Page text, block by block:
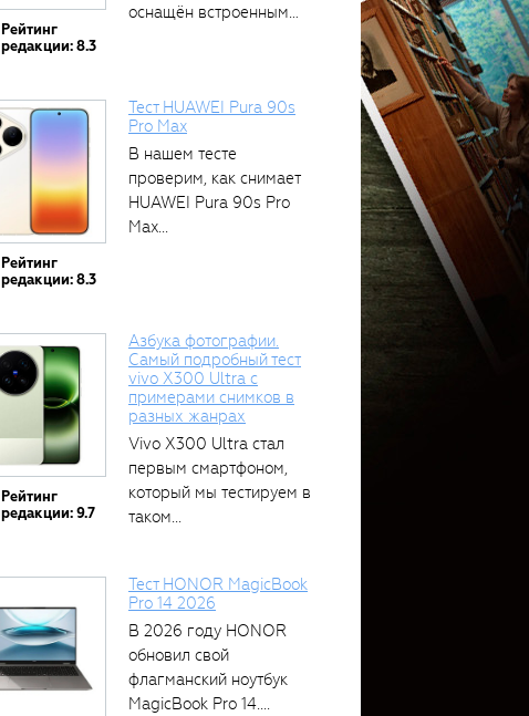
Рейтинг
редакции: 8.3
оснащён встроенным
Рейтинг
редакции: 8.3
Тест HUAWEI Pura 90s
Pro Max
В нашем тесте
проверим, как снимает
HUAWEI Pura 90s Pro
Max...
Рейтинг
редакции: 9.7
Азбука фотографии.
Самый подробный тест
vivo X300 Ultra с
примерами снимков в
разных жанрах
Vivo X300 Ultra стал
первым смартфоном,
который мы тестируем в
таком...
Тест HONOR MagicBook
Pro 14 2026
В 2026 году HONOR
обновил свой
флагманский ноутбук
MagicBook Pro 14....